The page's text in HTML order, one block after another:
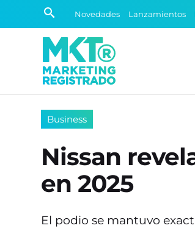
Novedades Lanzamientos
Business
Nissan
en 2025
El podio se mantuvo